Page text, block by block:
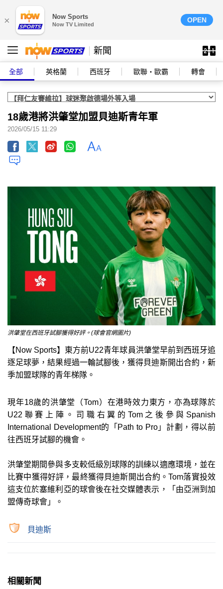
× Now Sports
Now TV Limited
OPEN
新聞
全部 英格蘭 西班牙 歐聯‧歐霸 轉會
18歲港將洪肇堂加盟貝迪斯青年軍
2026/05/15 11:29
洪肇堂在西班牙試腳獲得好評。(球會官網圖片)
【Now Sports】東方前U22青年球員洪肇堂早前到西班牙追
逐足球夢，結果經過一輪試腳後，獲得貝迪斯開出合約，新
季加盟球隊的青年梯隊。
現年18歲的洪肇堂（Tom）在港時效力東方，亦為球隊於
U22聯賽上陣。司職右翼的Tom之後參與Spanish
International Development的「Path to Pro」計劃，得以前
往西班牙試腳的機會。
洪肇堂期間參與多支較低級別球隊的訓練以適應環境，並在
比賽中獲得好評，最終獲得貝迪斯開出合約。Tom落實投效
這支位於塞維利亞的球會後在社交媒體表示，「由亞洲到加
盟傳奇球會」。
貝迪斯
相關新聞